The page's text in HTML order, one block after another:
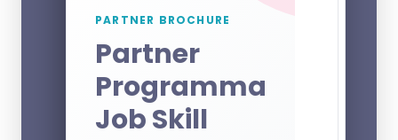
PARTNER BROCHURE
Partner
Programma
Job Skill